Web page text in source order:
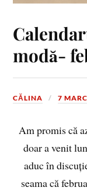
modă-
CĂLINA 7
Am promis că
doar a venit
aduc în
seama că